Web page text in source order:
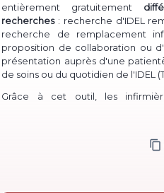
entièrement gratuitement
recherches: recherche d'IDEL
recherche de remplacement
proposition de collaboration ou
présentation auprès d'une
de soins ou du quotidien de l'IDEL
Grâce à cet outil, les
consulter les annonces de
remplaçante et d'infirmier libéral
De même, des infirmières ou
recherche de
